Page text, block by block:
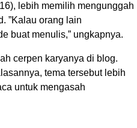
lebih memilih mengunggah
”Kalau orang lain
buat menulis,” ungkapnya.
cerpen karyanya di blog.
tema tersebut lebih
untuk mengasah